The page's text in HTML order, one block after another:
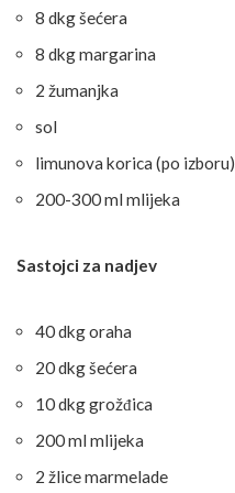
8 dkg šećera
8 dkg margarina
2 žumanjka
sol
limunova korica (po izboru)
200-300 ml mlijeka
Sastojci za nadjev
40 dkg oraha
20 dkg šećera
10 dkg grožđica
200 ml mlijeka
2 žlice marmelade